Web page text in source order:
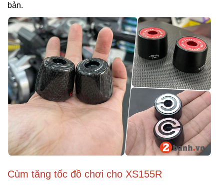
bản.
Cùm tăng tốc đồ chơi cho XS155R